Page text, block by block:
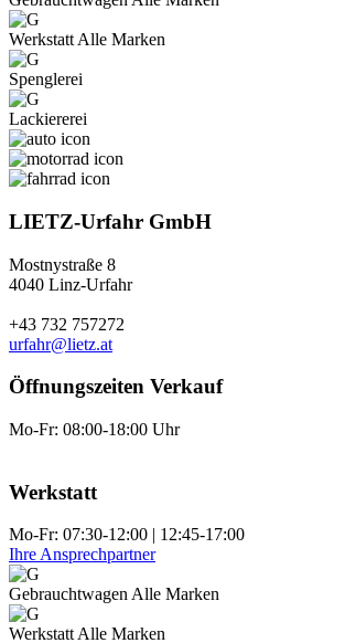
Werkstatt Alle Marken
Spenglerei
Lackiererei
LIETZ-Urfahr GmbH
Mostnystraße 8
4040 Linz-Urfahr
+43 732 757272
urfahr@lietz.at
Öffnungszeiten Verkauf
Mo-Fr: 08:00-18:00 Uhr
Werkstatt
Mo-Fr: 07:30-12:00 | 12:45-17:00
Ihre Ansprechpartner
Gebraucht­wagen Alle Marken
Werkstatt Alle Marken